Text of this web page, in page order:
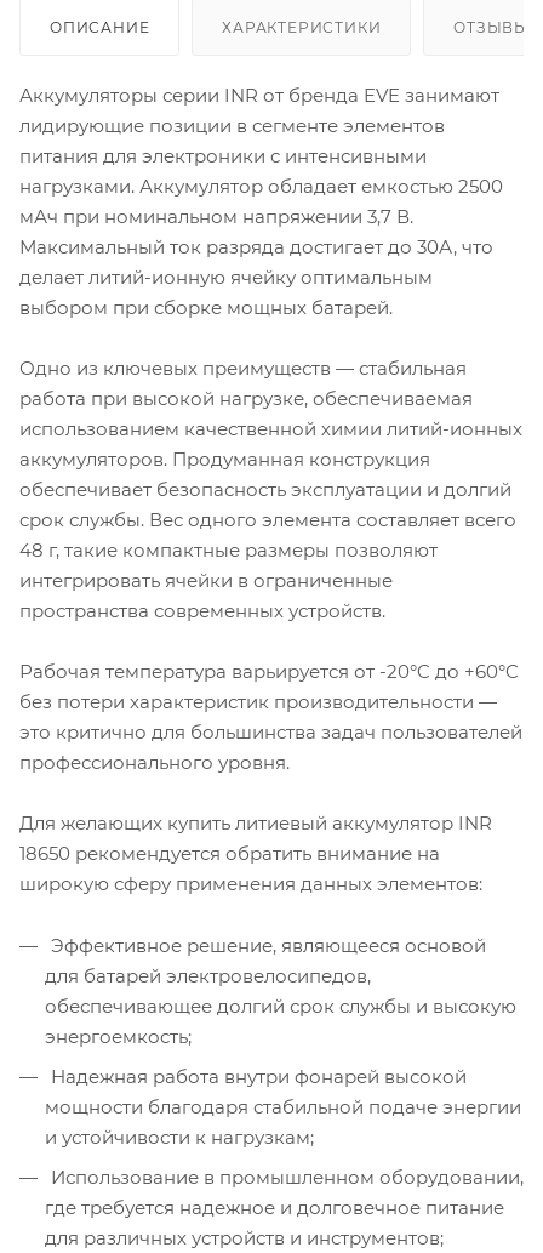
ОПИСАНИЕ ХАРАКТЕРИСТИКИ ОТЗЫВЫ
Аккумуляторы серии INR от бренда EVE занимают
лидирующие позиции в сегменте элементов
питания для электроники с интенсивными
нагрузками. Аккумулятор обладает емкостью 2500
мАч при номинальном напряжении 3,7 В.
Максимальный ток разряда достигает до 30А, что
делает литий-ионную ячейку оптимальным
выбором при сборке мощных батарей.
Одно из ключевых преимуществ — стабильная
работа при высокой нагрузке, обеспечиваемая
использованием качественной химии литий-ионных
аккумуляторов. Продуманная конструкция
обеспечивает безопасность эксплуатации и долгий
срок службы. Вес одного элемента составляет всего
48 г, такие компактные размеры позволяют
интегрировать ячейки в ограниченные
пространства современных устройств.
Рабочая температура варьируется от -20°C до +60°C
без потери характеристик производительности —
это критично для большинства задач пользователей
профессионального уровня.
Для желающих купить литиевый аккумулятор INR
18650 рекомендуется обратить внимание на
широкую сферу применения данных элементов:
Эффективное решение, являющееся основой
для батарей электровелосипедов,
обеспечивающее долгий срок службы и высокую
энергоемкость;
Надежная работа внутри фонарей высокой
мощности благодаря стабильной подаче энергии
и устойчивости к нагрузкам;
Использование в промышленном оборудовании,
где требуется надежное и долговечное питание
для различных устройств и инструментов;